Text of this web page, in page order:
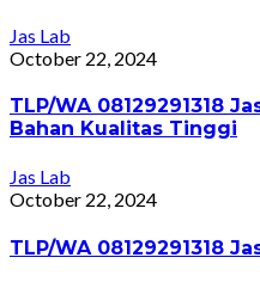
Jas Lab
October 22, 2024
TLP/WA 08129291318
Bahan Kualitas Tinggi
Jas Lab
October 22, 2024
TLP/WA 08129291318